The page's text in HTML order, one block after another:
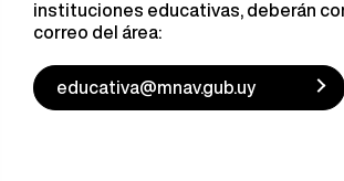
instituciones educativas, deberán
correo del área:
educativa@mnav.gub.uy